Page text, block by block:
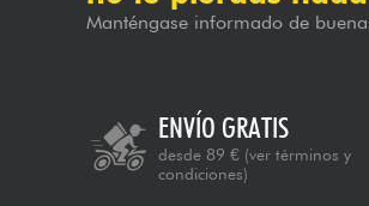
Manténgase informado de
ENVÍO GRATIS
desde 89 € (ver términos y
condiciones)